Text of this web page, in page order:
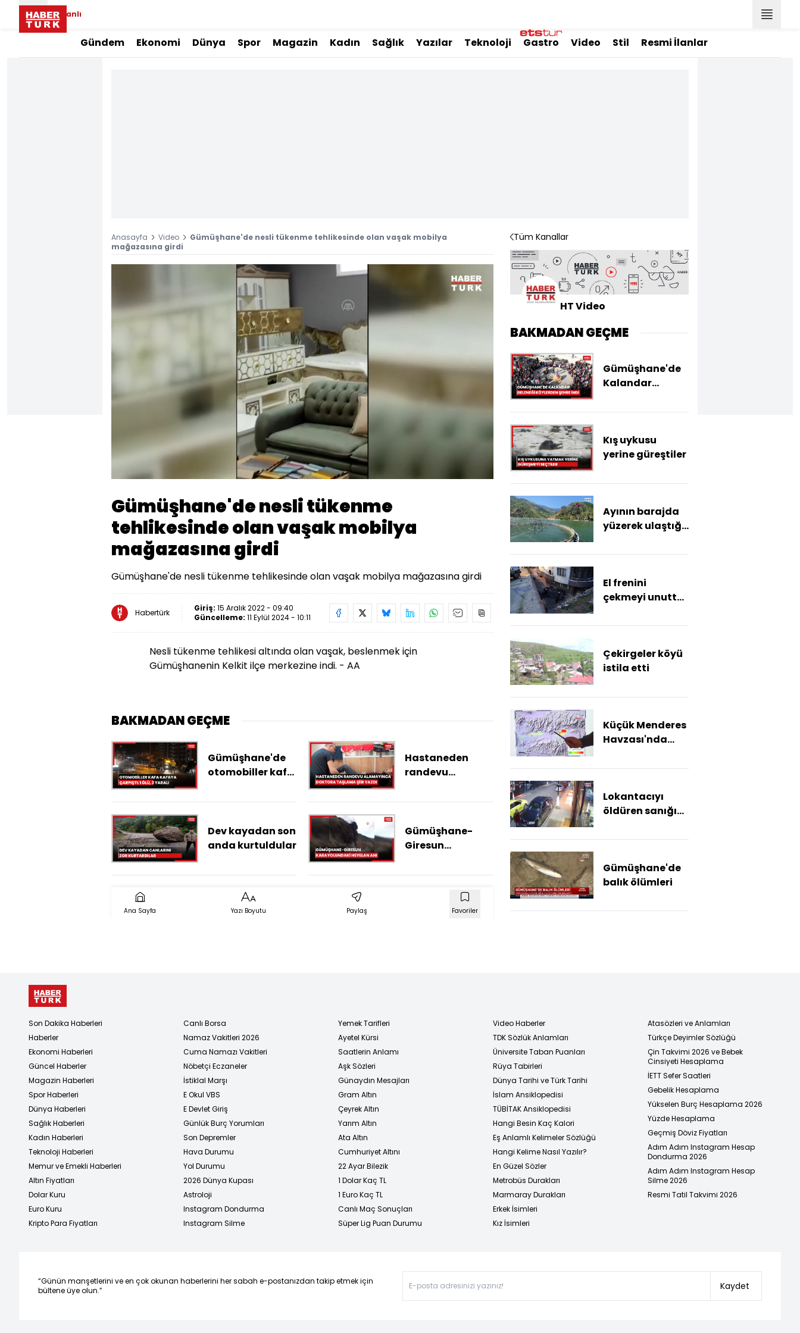
Canlı
Gündem Ekonomi Dünya Spor Magazin Kadın Sağlık Yazılar Teknoloji Gastro Video Stil Resmi İlanlar
Anasayfa Video
Gümüşhane'de nesli tükenme tehlikesinde olan vaşak mobilya
mağazasına girdi
Yüklendi:
71.75%
Gümüşhane'de nesli tükenme
tehlikesinde olan vaşak mobilya
mağazasına girdi
Gümüşhane'de nesli tükenme tehlikesinde olan vaşak mobilya mağazasına girdi
Habertürk Giriş: 15 Aralık 2022 - 09:40
Güncelleme: 11 Eylül 2024 - 10:11
Nesli tükenme tehlikesi altında olan vaşak, beslenmek için
Gümüşhanenin Kelkit ilçe merkezine indi. - AA
BAKMADAN GEÇME
Gümüşhane'de
otomobiller kafa
ölü, 3 yaralı
Hastaneden
randevu
doktora taşlama
Dev kayadan son
anda kurtuldular
Gümüşhane-
Giresun
heyelanın
ortaya çıktı
Ana Sayfa Yazı Boyutu Paylaş Favoriler
Tüm Kanallar
HT Video
BAKMADAN GEÇME
Gümüşhane'de
Kalandar
köylerden şehre
Kış uykusu
yerine güreştiler
Ayının barajda
yüzerek ulaştığı
avı kamerada
El frenini
çekmeyi unuttu!
kamerada
Çekirgeler köyü
istila etti
Küçük Menderes
Havzası'nda
çökmeleri'
Lokantacıyı
öldüren sanığın
başlandı,
görüntüleri
ortaya çıktı
Gümüşhane'de
balık ölümleri
Son Dakika Haberleri
Haberler
Ekonomi Haberleri
Güncel Haberler
Magazin Haberleri
Spor Haberleri
Dünya Haberleri
Sağlık Haberleri
Kadın Haberleri
Teknoloji Haberleri
Memur ve Emekli Haberleri
Altın Fiyatları
Dolar Kuru
Euro Kuru
Kripto Para Fiyatları
Canlı Borsa
Namaz Vakitleri 2026
Cuma Namazı Vakitleri
Nöbetçi Eczaneler
İstiklal Marşı
E Okul VBS
E Devlet Giriş
Günlük Burç Yorumları
Son Depremler
Hava Durumu
Yol Durumu
2026 Dünya Kupası
Astroloji
Instagram Dondurma
Instagram Silme
Yemek Tarifleri
Ayetel Kürsi
Saatlerin Anlamı
Aşk Sözleri
Günaydın Mesajları
Gram Altın
Çeyrek Altın
Yarım Altın
Ata Altın
Cumhuriyet Altını
22 Ayar Bilezik
1 Dolar Kaç TL
1 Euro Kaç TL
Canlı Maç Sonuçları
Süper Lig Puan Durumu
Video Haberler
TDK Sözlük Anlamları
Üniversite Taban Puanları
Rüya Tabirleri
Dünya Tarihi ve Türk Tarihi
İslam Ansiklopedisi
TÜBİTAK Ansiklopedisi
Hangi Besin Kaç Kalori
Eş Anlamlı Kelimeler Sözlüğü
Hangi Kelime Nasıl Yazılır?
En Güzel Sözler
Metrobüs Durakları
Marmaray Durakları
Erkek İsimleri
Kız İsimleri
Atasözleri ve Anlamları
Türkçe Deyimler Sözlüğü
Çin Takvimi 2026 ve Bebek
Cinsiyeti Hesaplama
İETT Sefer Saatleri
Gebelik Hesaplama
Yükselen Burç Hesaplama 2026
Yüzde Hesaplama
Geçmiş Döviz Fiyatları
Adım Adım Instagram Hesap
Dondurma 2026
Adım Adım Instagram Hesap
Silme 2026
Resmi Tatil Takvimi 2026
“Günün manşetlerini ve en çok okunan haberlerini her sabah e-postanızdan takip etmek için
bültene üye olun.”
Kaydet